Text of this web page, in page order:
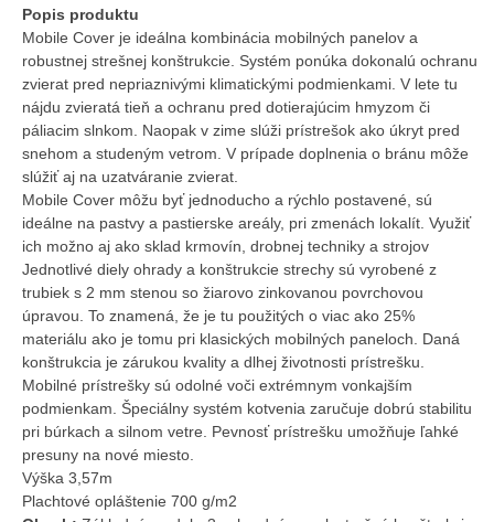
Popis produktu
Mobile Cover je ideálna kombinácia mobilných panelov a
robustnej strešnej konštrukcie. Systém ponúka dokonalú ochranu
zvierat pred nepriaznivými klimatickými podmienkami. V lete tu
nájdu zvieratá tieň a ochranu pred dotierajúcim hmyzom či
páliacim slnkom. Naopak v zime slúži prístrešok ako úkryt pred
snehom a studeným vetrom. V prípade doplnenia o bránu môže
slúžiť aj na uzatváranie zvierat.
Mobile Cover môžu byť jednoducho a rýchlo postavené, sú
ideálne na pastvy a pastierske areály, pri zmenách lokalít. Využiť
ich možno aj ako sklad krmovín, drobnej techniky a strojov
Jednotlivé diely ohrady a konštrukcie strechy sú vyrobené z
trubiek s 2 mm stenou so žiarovo zinkovanou povrchovou
úpravou. To znamená, že je tu použitých o viac ako 25%
materiálu ako je tomu pri klasických mobilných paneloch. Daná
konštrukcia je zárukou kvality a dlhej životnosti prístrešku.
Mobilné prístrešky sú odolné voči extrémnym vonkajším
podmienkam. Špeciálny systém kotvenia zaručuje dobrú stabilitu
pri búrkach a silnom vetre. Pevnosť prístrešku umožňuje ľahké
presuny na nové miesto.
Výška 3,57m
Plachtové opláštenie 700 g/m2